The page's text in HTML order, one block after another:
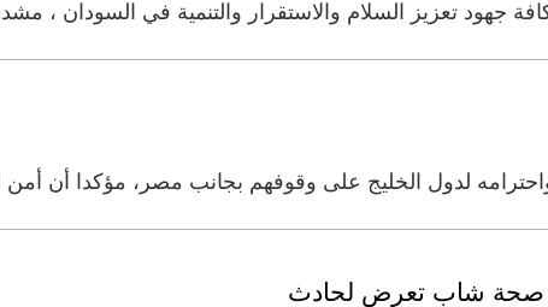
جهود تعزيز السلام والاستقرار والتنمية في السودان ،
لدول الخليج على وقوفهم بجانب مصر، مؤكدا أن أمن
صحة شاب تعرض لحادث